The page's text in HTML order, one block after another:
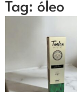
Tag: óleo